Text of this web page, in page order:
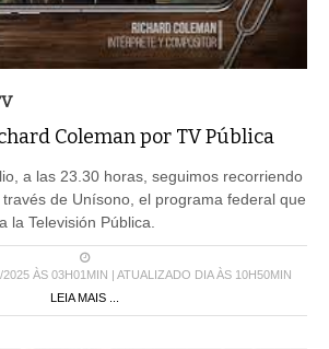
Coleman por TV Pública
a las 23.30 horas, seguimos recorriendo
de Unísono, el programa federal que
la Televisión Pública.
ÀS 03H01MIN | ATUALIZADO DIA ÀS 10H50MIN
LEIA MAIS ...